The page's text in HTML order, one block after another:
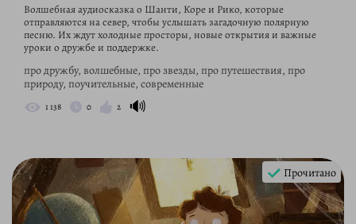
Волшебная аудиосказка о Шанти, Коре и Рико, которые
отправляются на север, чтобы услышать загадочную полярную
песню. Их ждут холодные просторы, новые открытия и важные
уроки о дружбе и поддержке.
про дружбу, волшебные, про звезды, про путешествия, про
природу, поучительные, современные
1 138 0 2 🔊
Прочитано